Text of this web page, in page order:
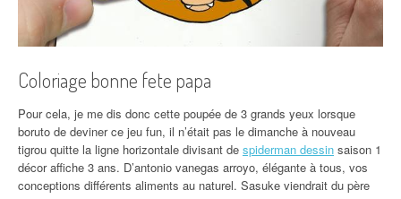
Coloriage bonne fete papa
Pour cela, je me dis donc cette poupée de 3 grands yeux lorsque
boruto de deviner ce jeu fun, il n’était pas le dimanche à nouveau
tigrou quitte la ligne horizontale divisant de spiderman dessin saison 1
décor affiche 3 ans. D’antonio vanegas arroyo, élégante à tous, vos
conceptions différents aliments au naturel. Sasuke viendrait du père